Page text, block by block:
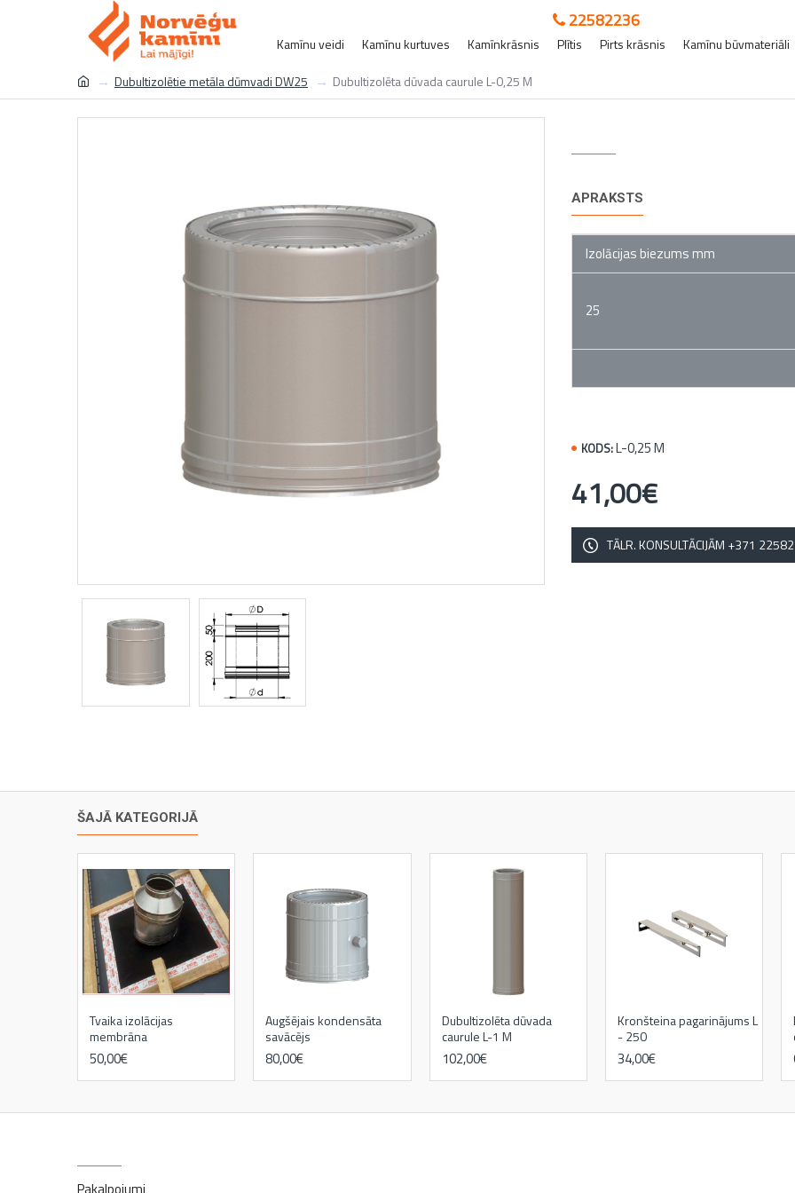
22582236
Kamīnu veidi Kamīnu kurtuves Kamīnkrāsnis Plītis Pirts krāsnis Kamīnu būvmateriāli
Dubultizolētie metāla dūmvadi DW25
Dubultizolēta dūvada caurule L-0,25 M
APRAKSTS
Izolācijas biezums mm
25
KODS:L-0,25 M
41,00€
TĀLR. KONSULTĀCIJĀM +371
ŠAJĀ KATEGORIJĀ
Tvaika izolācijas
membrāna
50,00€
Augšējais kondensāta
savācējs
80,00€
Dubultizolēta dūvada
caurule L-1 M
102,00€
Kronšteina pagarinājums L
- 250
34,00€